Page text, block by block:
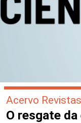
Acervo
O resgate